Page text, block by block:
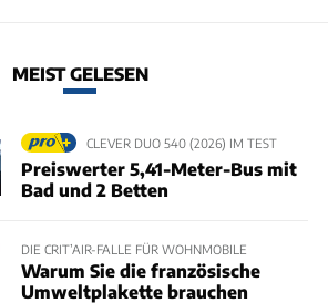
MEIST GELESEN
CLEVER DUO 540 (2026) IM TEST
Preiswerter 5,41-Meter-Bus mit
Bad und 2 Betten
DIE CRIT’AIR-FALLE FÜR WOHNMOBILE
Warum Sie die französische
Umweltplakette brauchen